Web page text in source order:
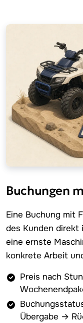
Buchungen
Eine Buchung mit
des Kunden direkt
eine ernste
konkrete Arbeit
Preis nach
Übergabe →